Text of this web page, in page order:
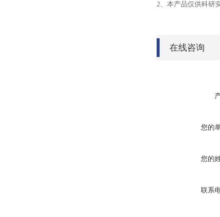
2、本产品仅供科研
在线咨询
您的
您的
联系